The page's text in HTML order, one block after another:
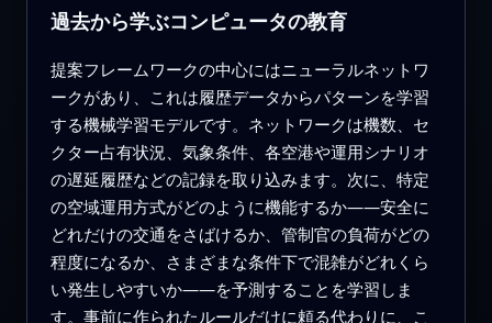
過去から学ぶコンピュータの教育
提案フレームワークの中心にはニューラルネットワ
ークがあり、これは履歴データからパターンを学習
する機械学習モデルです。ネットワークは機数、セ
クター占有状況、気象条件、各空港や運用シナリオ
の遅延履歴などの記録を取り込みます。次に、特定
の空域運用方式がどのように機能するか――安全に
どれだけの交通をさばけるか、管制官の負荷がどの
程度になるか、さまざまな条件下で混雑がどれくら
い発生しやすいか――を予測することを学習しま
す。事前に作られたルールだけに頼る代わりに、こ